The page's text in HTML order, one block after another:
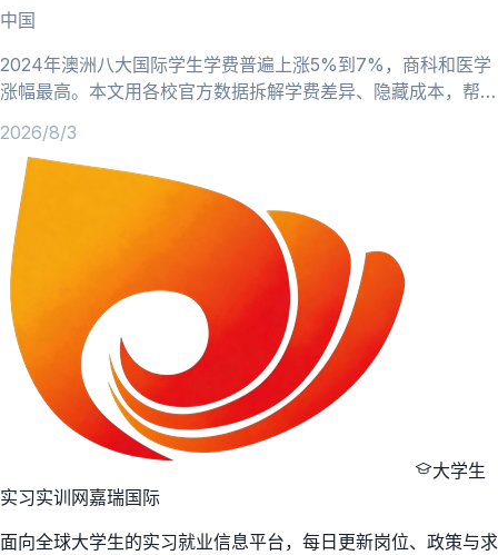
中国
2024年澳洲八大国际学生学费普遍上涨5%到7%，商科和医学
涨幅最高。本文用各校官方数据拆解学费差异、隐藏成本，帮你
2026/8/3
大学生
实习实训网嘉瑞国际
面向全球大学生的实习就业信息平台，每日更新岗位、政策与求